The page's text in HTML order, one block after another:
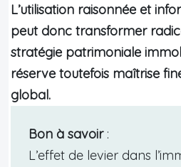
L’utilisation raisonnée et
peut donc transformer
stratégie patrimoniale
réserve toutefois maîtrise
global.
Bon à savoir:
L’effet de levier dans